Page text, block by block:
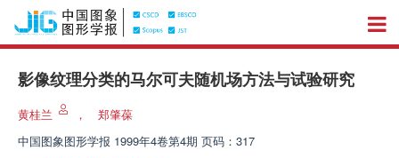
影像纹理分类的马尔可夫随机场方法与试验研究
黄桂兰 ，
郑肇葆
中国图象图形学报 1999年4卷第4期 页码：317